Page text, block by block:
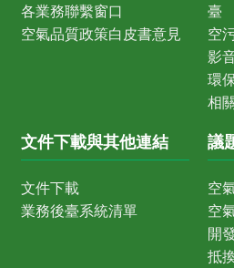
各業務聯繫窗口
空氣品質政策白皮書意見
臺
空
影
環
相
文件下載與其他連結
文件下載
業務後臺系統清單
議
空
空
開
抵